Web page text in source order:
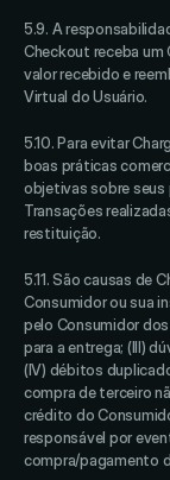
5.9. A
Checkout receba um
valor recebido e
Virtual do Usuário.
5.10. Para evitar
boas práticas
objetivas sobre
Transações
restituição.
5.11. São causas de
Consumidor ou sua
pelo Consumidor
para a entrega; (III)
(IV) débitos
compra de terceiro
crédito do
responsável por
compra/pagamento